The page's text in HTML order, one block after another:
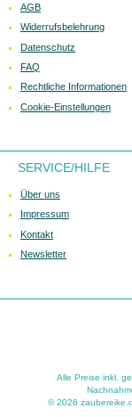
AGB
Widerrufsbelehrung
Datenschutz
FAQ
Rechtliche Informationen
Cookie-Einstellungen
SERVICE/HILFE
Über uns
Impressum
Kontakt
Newsletter
Alle Preise inkl.
© 2026